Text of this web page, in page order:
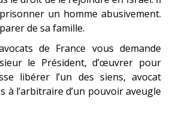
un homme abusivement.
de sa famille.
de France vous demande
le Président, d’œuvrer pour
libérer l’un des siens, avocat
à l’arbitraire d’un pouvoir aveugle